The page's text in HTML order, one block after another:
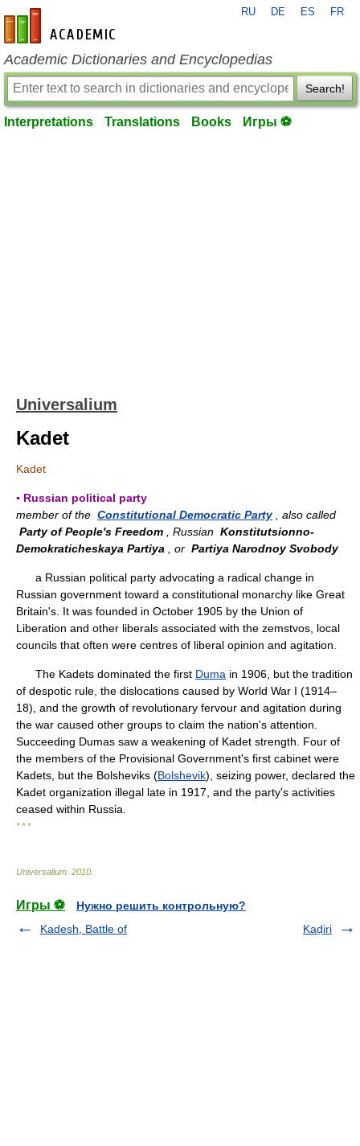
en-academic.com
RU DE ES FR
Academic Dictionaries and Encyclopedias
Search!
Interpretations Translations Books Игры ⚽
Universalium
Kadet
Kadet
▪ Russian political party
member of the Constitutional Democratic Party, also called
Party of People's Freedom , Russian Konstitutsionno-
Demokraticheskaya Partiya , or Partiya Narodnoy Svobody
a Russian political party advocating a radical change in
Russian government toward a constitutional monarchy like Great
Britain's. It was founded in October 1905 by the Union of
Liberation and other liberals associated with the zemstvos, local
councils that often were centres of liberal opinion and agitation.
The Kadets dominated the first Duma in 1906, but the tradition
of despotic rule, the dislocations caused by World War I (1914–
18), and the growth of revolutionary fervour and agitation during
the war caused other groups to claim the nation's attention.
Succeeding Dumas saw a weakening of Kadet strength. Four of
the members of the Provisional Government's first cabinet were
Kadets, but the Bolsheviks (Bolshevik), seizing power, declared the
Kadet organization illegal late in 1917, and the party's activities
ceased within Russia.
* * *
Universalium 2010
Игры ⚽
Нужно решить контрольную?
Kadesh, Battle of
Kaḍiri